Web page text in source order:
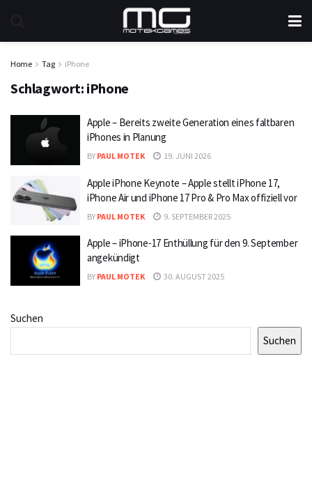
Home Tag iPhone
Schlagwort: iPhone
Apple – Bereits zweite Generation eines faltbaren
iPhones in Planung
BY PAUL MOTEK 19. JUNI 2026
Apple iPhone Keynote – Apple stellt iPhone 17,
iPhone Air und iPhone 17 Pro & Pro Max offiziell vor
BY PAUL MOTEK 9. SEPTEMBER 2025
Apple – iPhone-17 Enthüllung für den 9. September
angekündigt
BY PAUL MOTEK 30. AUGUST 2025
Suchen
Suchen